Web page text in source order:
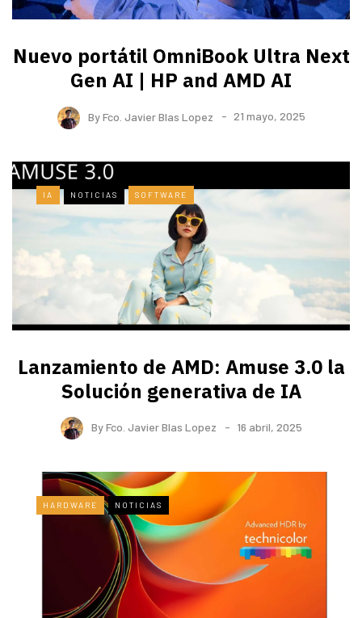
Nuevo portátil OmniBook Ultra ​Next
Gen AI | HP and AMD AI
ByFco. Javier Blas Lopez 21 mayo, 2025
IA NOTICIAS SOFTWARE
Lanzamiento de AMD: Amuse 3.0 la
Solución generativa de IA
ByFco. Javier Blas Lopez 16 abril, 2025
HARDWARE NOTICIAS